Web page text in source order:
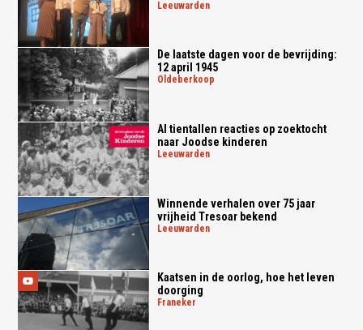
leeuwarden
De laatste dagen voor de bevrijding:
12 april 1945
oldeberkoop
Al tientallen reacties op zoektocht
naar Joodse kinderen
leeuwarden
Winnende verhalen over 75 jaar
vrijheid Tresoar bekend
leeuwarden
Kaatsen in de oorlog, hoe het leven
doorging
franeker